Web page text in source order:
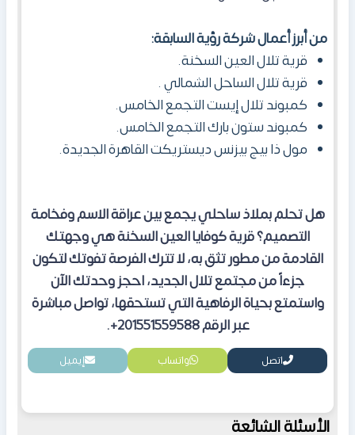
من أبرز أعمال شركة رؤية السابقة:
قرية تلال العين السخنة.
قرية تلال الساحل الشمالي .
كمبوند تلال إيست التجمع الخامس.
كمبوند ستون بارك التجمع الخامس.
مول ذا بيج بيزنس ديستريكت القاهرة الجديدة.
هل تحلم بملاذ ساحلي يجمع بين عراقة الاسم وفخامة
التصميم؟ قرية كوفايا العين السخنة هي وجهتك
القادمة من مطور تثق به، لا تترك الفرصة تفوتك لتكون
جزءاً من مجتمع تلال الجديد، احجز وحدتك الآن
واستمتع بحياة الرفاهية التي تستحقها، تواصل مباشرة
عبر الرقم 201551559588+.
اتصل واتساب إيميل
الأسئلة الشائعة